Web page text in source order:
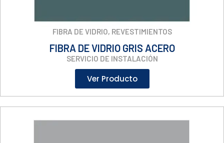
FIBRA DE VIDRIO, REVESTIMIENTOS
FIBRA DE VIDRIO GRIS ACERO
SERVICIO DE INSTALACIÓN
Ver Producto